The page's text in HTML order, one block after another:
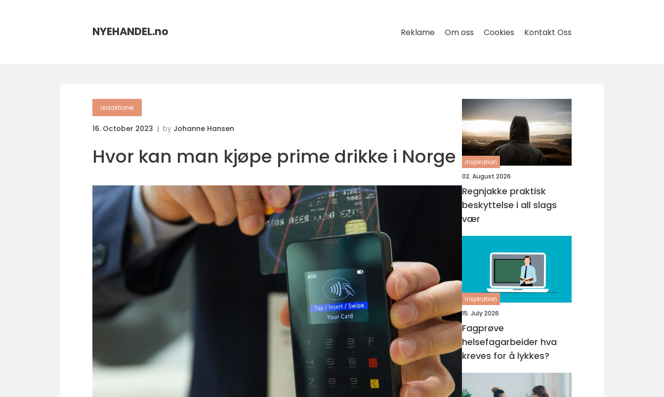
NYEHANDEL.no Reklame Om oss Cookies Kontakt Oss
redaktionel
16. October 2023 by Johanne Hansen
Hvor kan man kjøpe prime drikke i Norge
inspiration
02. August 2026
Regnjakke praktisk
beskyttelse i all slags
vær
inspiration
15. July 2026
Fagprøve
helsefagarbeider hva
kreves for å lykkes?